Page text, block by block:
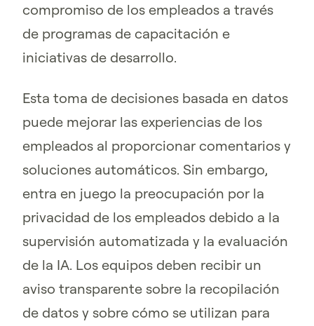
compromiso de los empleados a través
de programas de capacitación e
iniciativas de desarrollo.
Esta toma de decisiones basada en datos
puede mejorar las experiencias de los
empleados al proporcionar comentarios y
soluciones automáticos. Sin embargo,
entra en juego la preocupación por la
privacidad de los empleados debido a la
supervisión automatizada y la evaluación
de la IA. Los equipos deben recibir un
aviso transparente sobre la recopilación
de datos y sobre cómo se utilizan para